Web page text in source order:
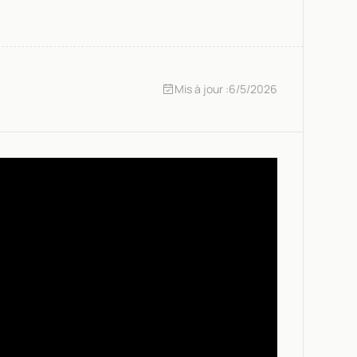
Mis à jour :6/5/2026